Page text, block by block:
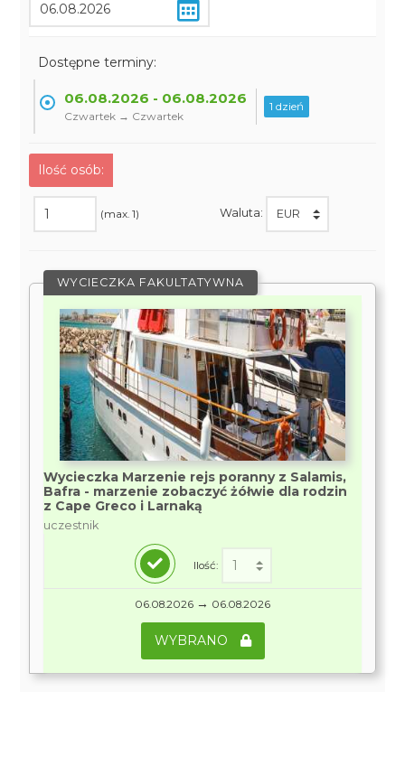
Dostępne terminy:
06.08.2026 - 06.08.2026
Czwartek → Czwartek
1 dzień
Ilość osób:
(max. 1) Waluta:
WYCIECZKA FAKULTATYWNA
Wycieczka Marzenie rejs poranny z Salamis,
Bafra - marzenie zobaczyć żółwie dla rodzin
z Cape Greco i Larnaką
uczestnik
Ilość:
06.08.2026 → 06.08.2026
WYBRANO